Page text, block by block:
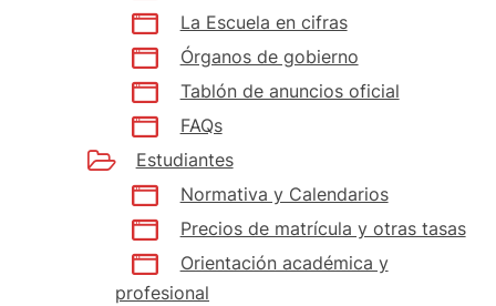
La Escuela en cifras
Órganos de gobierno
Tablón de anuncios oficial
FAQs
Estudiantes
Normativa y Calendarios
Precios de matrícula y otras tasas
Orientación académica y
profesional